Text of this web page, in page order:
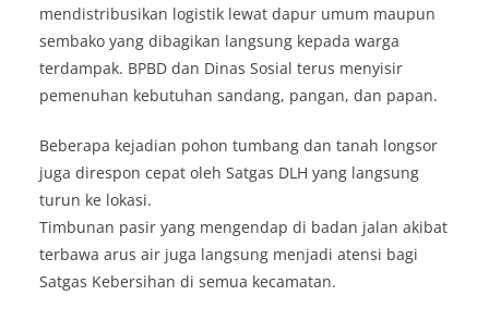
mendistribusikan logistik lewat dapur umum maupun
sembako yang dibagikan langsung kepada warga
terdampak. BPBD dan Dinas Sosial terus menyisir
pemenuhan kebutuhan sandang, pangan, dan papan.
Beberapa kejadian pohon tumbang dan tanah longsor
juga direspon cepat oleh Satgas DLH yang langsung
turun ke lokasi.
Timbunan pasir yang mengendap di badan jalan akibat
terbawa arus air juga langsung menjadi atensi bagi
Satgas Kebersihan di semua kecamatan.